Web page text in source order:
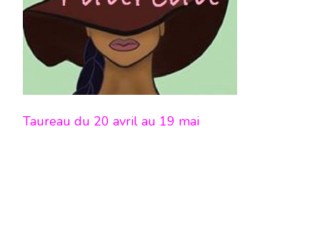
Taureau du 20 avril au 19 mai